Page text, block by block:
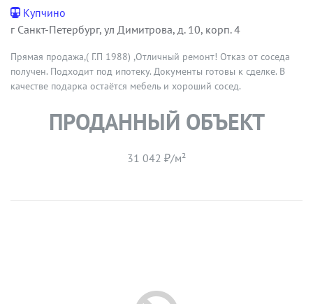
Купчино
г Санкт-Петербург, ул Димитрова, д. 10, корп. 4
Прямая продажа,( Г.П 1988) ,Отличный ремонт! Отказ от соседа
получен. Подходит под ипотеку. Документы готовы к сделке. В
качестве подарка остаётся мебель и хороший сосед.
ПРОДАННЫЙ ОБЪЕКТ
31 042 ₽/м²